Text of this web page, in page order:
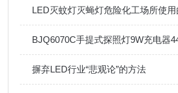
LED灭蚊灯灭蝇灯危险化工场所使
摒弃LED行业“悲观论”的方法